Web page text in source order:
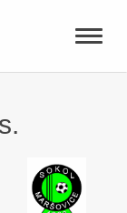
Toggle